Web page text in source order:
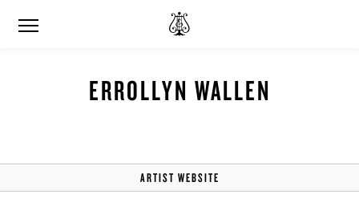
ERROLLYN WALLEN
ARTIST WEBSITE